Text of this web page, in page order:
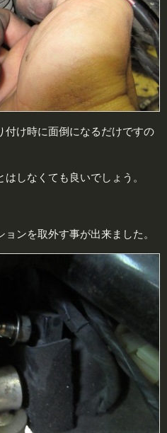
付け時に面倒になるだけですの
しなくても良いでしょう。
ンを取外す事が出来ました。